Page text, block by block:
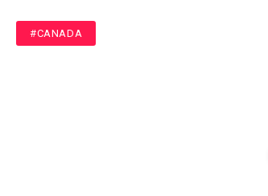
#CANADA